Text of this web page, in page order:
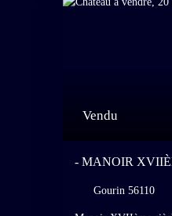
Vendu
- MANOIR
HECTARES
Gourin 56110